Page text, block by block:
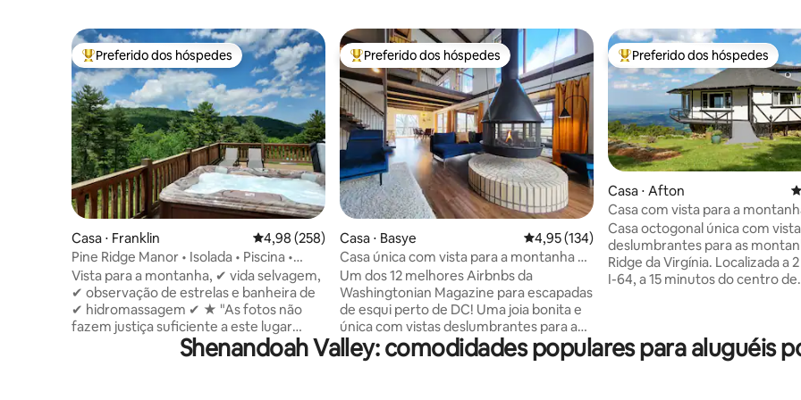
Entre os melhores preferidos dos hóspedes
Preferido dos hóspedes
Casa ⋅ Franklin 4,98 de uma avaliação média de 5, 258 avaliações
4,98 (258)
Pine Ridge Manor • Isolada • Piscina •
Fogueira • Churrasqueira
Vista para a montanha, ✔ vida selvagem,
✔ observação de estrelas e banheira de
✔ hidromassagem ✔ ★ "As fotos não
fazem justiça suficiente a este lugar
de bilhar ✣ Quintal com fogueira +
Entre os melhores preferidos dos hóspedes
Preferido dos hóspedes
Casa ⋅ Basye 4,95 de uma avaliação média de 5, 134
4,95 (134)
Casa única com vista para a montanha no
Bryce Resort!
Um dos 12 melhores Airbnbs da
Washingtonian Magazine para escapadas
de esqui perto de DC! Uma joia bonita e
única com vistas deslumbrantes para a
montanha no Bryce Resort. A menos de
1,6 km do alojamento. Atualizado com
Entre os melhores preferidos
Preferido dos hóspedes
Casa ⋅ Afton
Casa com vista para a
Ridge Parkway
Casa octogonal única com
deslumbrantes para as
Ridge da Virgínia. Localizada a
I-64, a 15 minutos do centro de
longo alcance de 180 graus em
todos os quartos. Cozinha
Shenandoah Valley: comodidades populares para aluguéis